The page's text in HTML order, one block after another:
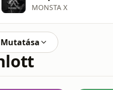
MONSTA X
Mutatása